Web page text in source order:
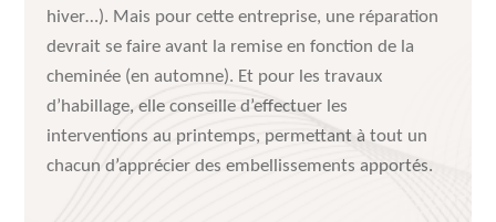
hiver…). Mais pour cette entreprise, une réparation
devrait se faire avant la remise en fonction de la
cheminée (en automne). Et pour les travaux
d’habillage, elle conseille d’effectuer les
interventions au printemps, permettant à tout un
chacun d’apprécier des embellissements apportés.